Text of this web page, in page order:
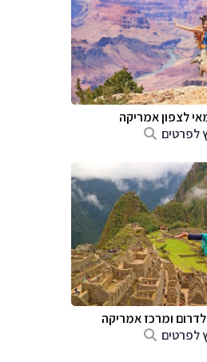
לצפון אמריקה
לפרטים
ומרכז אמריקה
לפרטים